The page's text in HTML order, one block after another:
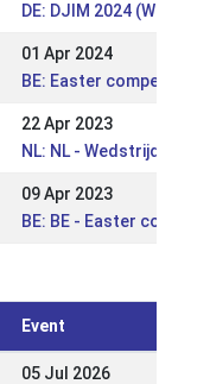
DE: DJIM 2024 (WR)
01 Apr 2024
BE: Easter competition
22 Apr 2023
NL: NL - Wedstrijden
09 Apr 2023
BE: BE - Easter
Event
05 Jul 2026